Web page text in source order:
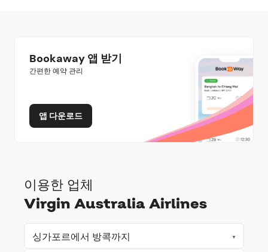
Bookaway 앱 받기
간편한 예약 관리
앱 다운로드
이용한 업체
Virgin Australia Airlines